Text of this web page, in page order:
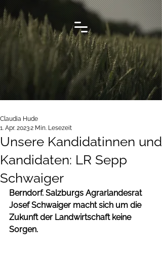
Unsere Kandidatinnen und
Kandidaten: LR Sepp
Schwaiger
Claudia Hude
1. Apr. 20232 Min. Lesezeit
Berndorf. Salzburgs Agrarlandesrat
Josef Schwaiger macht sich um die
Zukunft der Landwirtschaft keine
Sorgen.